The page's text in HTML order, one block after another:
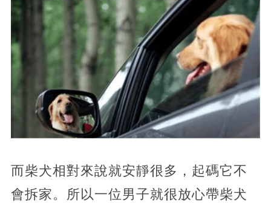
而柴犬相對來說就安靜很多，起碼它不
會拆家。所以一位男子就很放心帶柴犬